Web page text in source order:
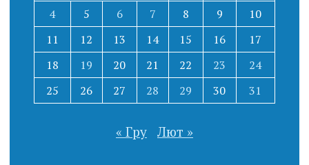
4
5 6 7 8 9
10
11
12 13 14 15 16
17
18
19 20 21 22 23
24
25
26 27 28 29 30 31
« Гру Лют »